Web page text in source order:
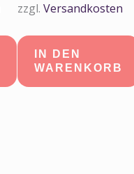
zzgl.Versandkosten
IN DEN
WARENKORB